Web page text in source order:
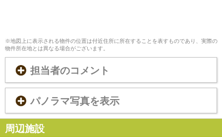
※地図上に表示される物件の位置は付近住所に所在することを表すものであり、実際の
物件所在地とは異なる場合がございます。
担当者のコメント
パノラマ写真を表示
周辺施設